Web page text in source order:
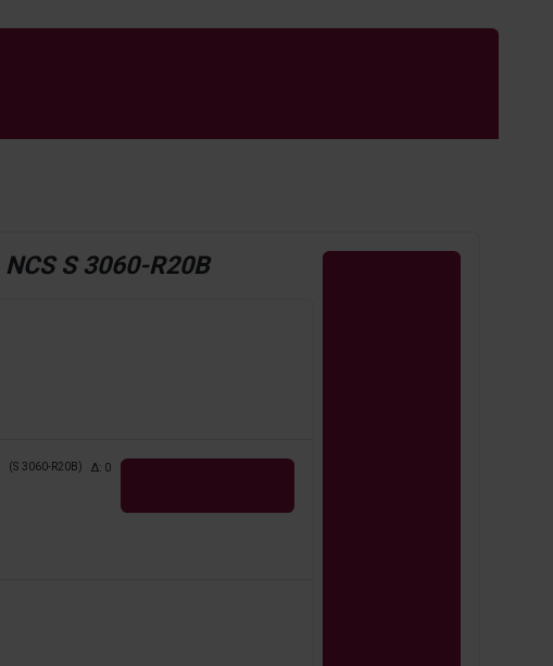
NCS S 3060-R20B
(S 3060-R20B) Δ: 0